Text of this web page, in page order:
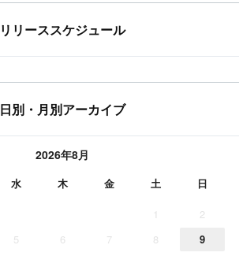
リリーススケジュール
日別・月別アーカイブ
2026年8月
水 木 金 土 日
1
2
5 6 7 8
9